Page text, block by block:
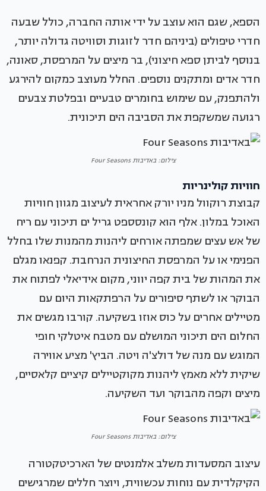
הספא, שגם הוא עוצב על ידי אותה החברה, כולל שבעה
חדרי טיפולים (ביניהם חדר לזוגות וסוויטה גדולה יותר,
בנוסף לביתן ספא חיצוני), בר מיצים על המרפסת, סאונה,
חדר אדים ומתקנים נוספים. החלל מעוצב כמקום להירגע
ולהתפנק, עם שימוש בחומרים טבעיים ובפלטת צבעים
רגועה שמשקפת את הסביבה הים תיכונית.
צילום: באדיבות Four Seasons
חוויות קולינריות
קבוצת רוקוול מניו יורק אחראית לעיצוב מגוון חוויות
האוכל במלון. אלף הוא קונסספט גריל ים תיכוני עם ריח
של אש עצים שמפתה אורחים ליהנות מהמנות שלו בחלל
הפנימי או על המרפסת החיצונית הנרחבת. קפנאו מגלם
את המהות של בית קפה יווני, מקום אידיאלי לפתוח את
הבוקר או לשתף סיפורים על הרפתקאות היום עם
מטיילים אחרים על כוס אוזו בשקיעה. קורבו מגשים את
החלום הים תיכוני המושלם עם מטבח איטלקי חופי
המוגש עם מנה של דולצ'ה ויטה. הביץ' מציע אווירה
שיקית ללא מאמץ ליהנות מקוקטיילים קיציים קלאסיים,
מיצים וקפה מהבוקר ועד השקיעה.
צילום: באדיבות Four Seasons
עיצוב המסעדות משלב אלמנטים של הארכיטקטורה
הקיקלדית עם נוחות עכשווית, ויוצר חללים שמרגישים